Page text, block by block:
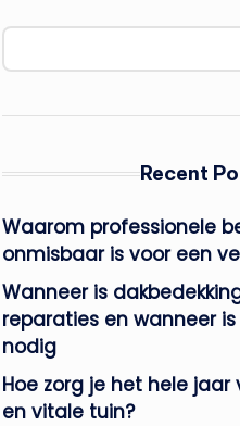
Recent
Waarom professionele
onmisbaar is voor een
Wanneer is
reparaties en wanneer
nodig
Hoe zorg je het hele
en vitale tuin?